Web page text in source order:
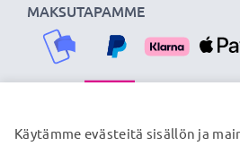
MAKSUTAPAMME
TOIMITUSKUMPPANIMME
Käytämme evästeitä sisällön ja